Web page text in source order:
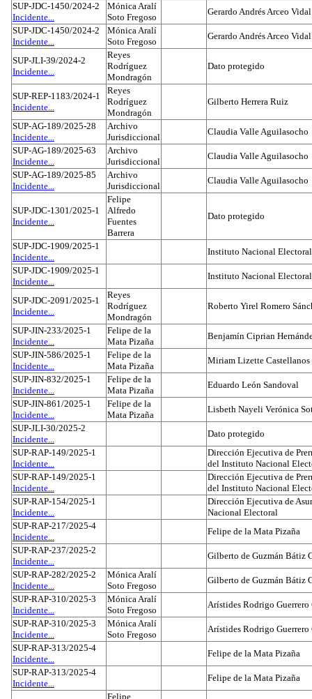
SUP-JDC-1450/2024-2
Incidente...
Mónica Aralí
Soto Fregoso
Gerardo Andrés Arceo Vidal
SUP-JDC-1450/2024-2
Incidente...
Mónica Aralí
Soto Fregoso
Gerardo Andrés Arceo Vidal
SUP-JLI-39/2024-2
Incidente...
Reyes
Rodríguez
Mondragón
Dato protegido
SUP-REP-1183/2024-1
Incidente...
Reyes
Rodríguez
Mondragón
Gilberto Herrera Ruiz
SUP-AG-189/2025-28
Incidente...
Archivo
Jurisdiccional
Claudia Valle Aguilasocho
SUP-AG-189/2025-63
Incidente...
Archivo
Jurisdiccional
Claudia Valle Aguilasocho
SUP-AG-189/2025-85
Incidente...
Archivo
Jurisdiccional
Claudia Valle Aguilasocho
SUP-JDC-1301/2025-1
Incidente...
Felipe
Alfredo
Fuentes
Barrera
Dato protegido
SUP-JDC-1909/2025-1
Incidente...
Instituto Nacional Electoral
SUP-JDC-1909/2025-1
Incidente...
Instituto Nacional Electoral
SUP-JDC-2091/2025-1
Incidente...
Reyes
Rodríguez
Mondragón
Roberto Yirel Romero
SUP-JIN-233/2025-1
Incidente...
Felipe de la
Mata Pizaña
Benjamín Ciprian
SUP-JIN-586/2025-1
Incidente...
Felipe de la
Mata Pizaña
Miriam Lizette Castellanos
SUP-JIN-832/2025-1
Incidente...
Felipe de la
Mata Pizaña
Eduardo León Sandoval
SUP-JIN-861/2025-1
Incidente...
Felipe de la
Mata Pizaña
Lisbeth Nayeli Verónica
SUP-JLI-30/2025-2
Incidente...
Dato protegido
SUP-RAP-149/2025-1
Incidente...
Dirección Ejecutiva de
del Instituto Nacional
SUP-RAP-149/2025-1
Incidente...
Dirección Ejecutiva de
del Instituto Nacional
SUP-RAP-154/2025-1
Incidente...
Dirección Ejecutiva de
Nacional Electoral
SUP-RAP-217/2025-4
Incidente...
Felipe de la Mata Pizaña
SUP-RAP-237/2025-2
Incidente...
Gilberto de Guzmán Bátiz
SUP-RAP-282/2025-2
Incidente...
Mónica Aralí
Soto Fregoso
Gilberto de Guzmán Bátiz
SUP-RAP-310/2025-3
Incidente...
Mónica Aralí
Soto Fregoso
Arístides Rodrigo Guerrero
SUP-RAP-310/2025-3
Incidente...
Mónica Aralí
Soto Fregoso
Arístides Rodrigo Guerrero
SUP-RAP-313/2025-4
Incidente...
Felipe de la Mata Pizaña
SUP-RAP-313/2025-4
Incidente...
Felipe de la Mata Pizaña
Felipe